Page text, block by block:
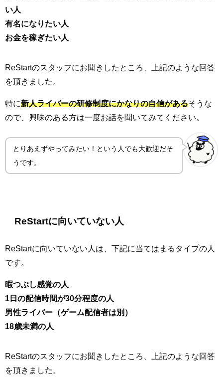
い人
有名になりたい人
お金を稼ぎたい人
ReStartのスタッフにお聞きしたところ、上記のような回答
を頂きました。
特に新人ライバーの研修制度にかなりの自信があるそうな
ので、興味のある方は一度お話を聞いてみてください。
とりあえずやってみたい！という人でも大歓迎だそ
うです。
ReStartに向いていない人
ReStartに向いていない人は、下記に当てはまるタイプの人
です。
暇つぶし感覚の人
1日の配信時間が30分程度の人
男性ライバー（ゲーム配信者は別）
18歳未満の人
ReStartのスタッフにお聞きしたところ、上記のような回答
を頂きました。